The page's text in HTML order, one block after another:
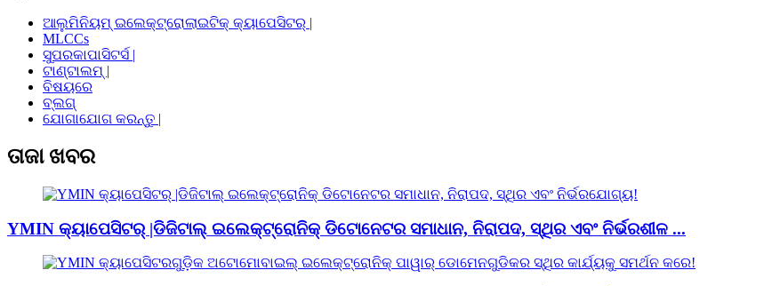
ଆଲୁମିନିୟମ୍ ଇଲେକ୍ଟ୍ରୋଲାଇଟିକ୍ କ୍ୟାପେସିଟର୍ |
MLCCs
ସୁପରକାପାସିଟର୍ସ |
ଟାଣ୍ଟାଲମ୍ |
ବିଷୟରେ
ବ୍ଲଗ୍
ଯୋଗାଯୋଗ କରନ୍ତୁ |
ତାଜା ଖବର
YMIN କ୍ୟାପେସିଟର୍ |ଡିଜିଟାଲ୍ ଇଲେକ୍ଟ୍ରୋନିକ୍ ଡିଟୋନେଟର ସମାଧାନ, ନିରାପଦ, ସ୍ଥିର ଏବଂ ନିର୍ଭରଶୀଳ ...